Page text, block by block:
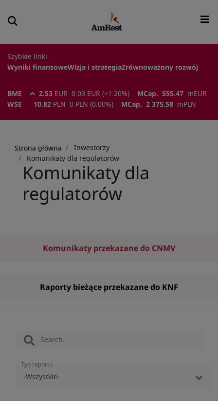
Szybkie linki:
Wyniki finansoweWizja i strategiaZrównoważony rozwój
BME 2.53 EUR 0.03 EUR (+1.20%) MCap. 555.47 m EUR
WSE
10.82 PLN 0 PLN (0.00%) MCap. 2 375.58 m PLN
Strona główna
Inwestorzy
Komunikaty dla regulatorów
Komunikaty dla
regulatorów
Komunikaty przekazane do CNMV
Raporty bieżące przekazane do KNF
Typ raportu